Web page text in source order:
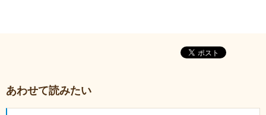
あわせて読みたい